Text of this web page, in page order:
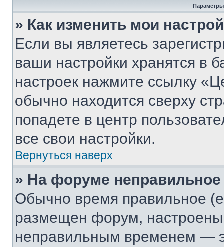
Параметры
» Как изменить мои
Если вы являетесь
ваши настройки хранятся в
настроек нажмите ссылку
обычно находится сверху
попадете в центр
все свои настройки.
Вернуться наверх
» На форуме
Обычно время правильное
размещен форум, настроены
неправильным временем —